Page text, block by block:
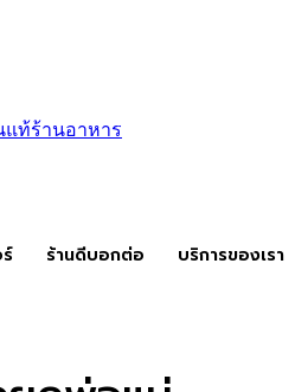
ร้านดีบอกต่อ บริการของเรา